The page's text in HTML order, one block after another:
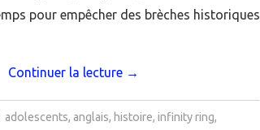
pour empêcher des brèches historiques
Continuer la lecture →
adolescents, anglais, histoire, infinity ring,